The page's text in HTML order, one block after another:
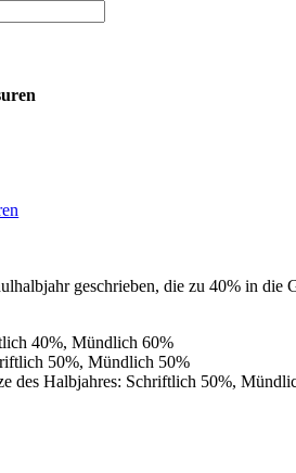
geschrieben, die zu 40% in
40%, Mündlich 60%
50%, Mündlich 50%
des Halbjahres: Schriftlich 50%,